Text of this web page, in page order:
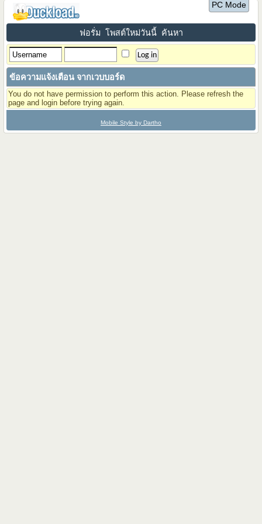
PC Mode
ฟอรั่ม โพสต์ใหม่วันนี้ ค้นหา
ข้อความแจ้งเตือน จากเวบบอร์ด
You do not have permission to perform this action. Please refresh the
page and login before trying again.
Mobile Style by Dartho